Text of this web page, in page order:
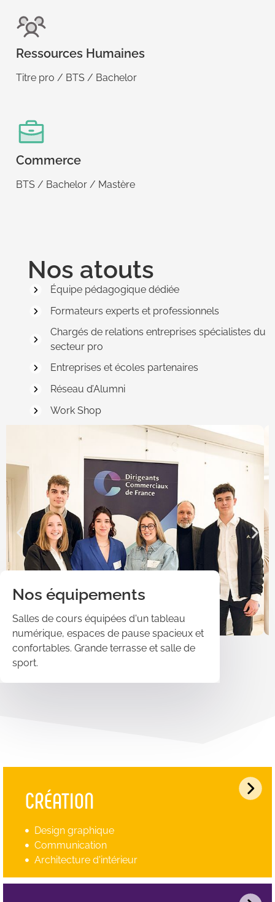
Ressources Humaines
Titre pro / BTS / Bachelor
Commerce
BTS / Bachelor / Mastère
Nos atouts
Équipe pédagogique dédiée
Formateurs experts et professionnels
Chargés de relations entreprises spécialistes du
secteur pro
Entreprises et écoles partenaires
Réseau d’Alumni
Work Shop
Nos équipements
Salles de cours équipées d'un tableau
numérique, espaces de pause spacieux et
confortables. Grande terrasse et salle de
sport.
CRÉATION
Design graphique
Communication
Architecture d'intérieur